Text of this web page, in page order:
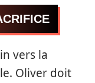
vers la
Oliver doit